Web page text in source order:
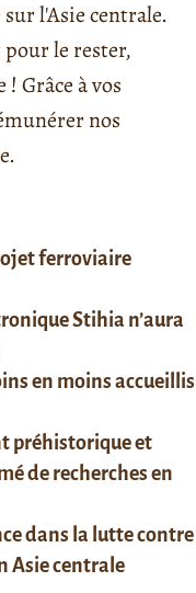
l'Asie centrale.
le rester,
Grâce à vos
nos
ferroviaire
Stihia n’aura
en moins accueillis
préhistorique et
de recherches en
dans la lutte contre
Asie centrale